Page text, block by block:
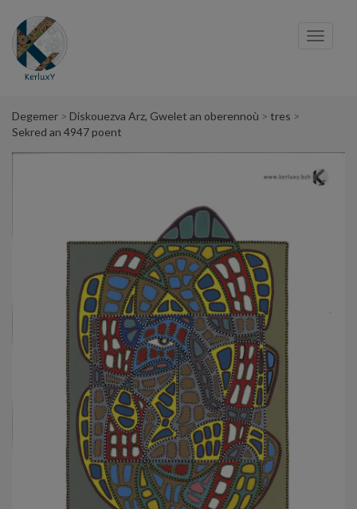
Degemer Diskouezva Arz, Gwelet an oberennoù
tres
Sekred an 4947 poent